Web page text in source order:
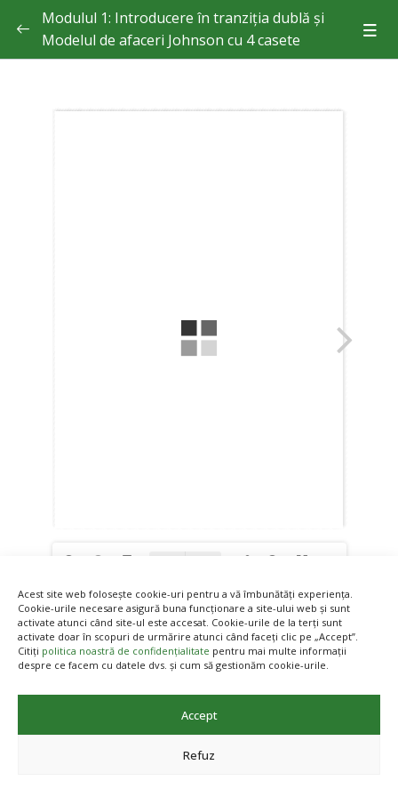
Acest site web folosește cookie-uri pentru a vă îmbunătăți experiența.
Cookie-urile necesare asigură buna funcționare a site-ului web și sunt
activate atunci când site-ul este accesat. Cookie-urile de la terți sunt
activate doar în scopuri de urmărire atunci când faceți clic pe „Accept”.
Citiți politica noastră de confidențialitate pentru mai multe informații
despre ce facem cu datele dvs. și cum să gestionăm cookie-urile.
Accept
Refuz
Unitatea 1.1. Introducere în tranziția dublă
Modulul 1: Introducere în tranziția dublă și
Modelul de afaceri Johnson cu 4 casete
Αnterioară Următor